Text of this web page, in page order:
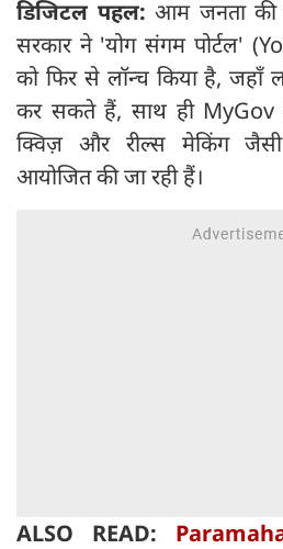
डिजिटल पहल: आम जनता की
सरकार ने 'योग संगम पोर्टल'
को फिर से लॉन्च किया है, जहाँ
कर सकते हैं, साथ ही MyGov
क्विज़ और रील्स मेकिंग जैसी
आयोजित की जा रही हैं।
ALSO READ: